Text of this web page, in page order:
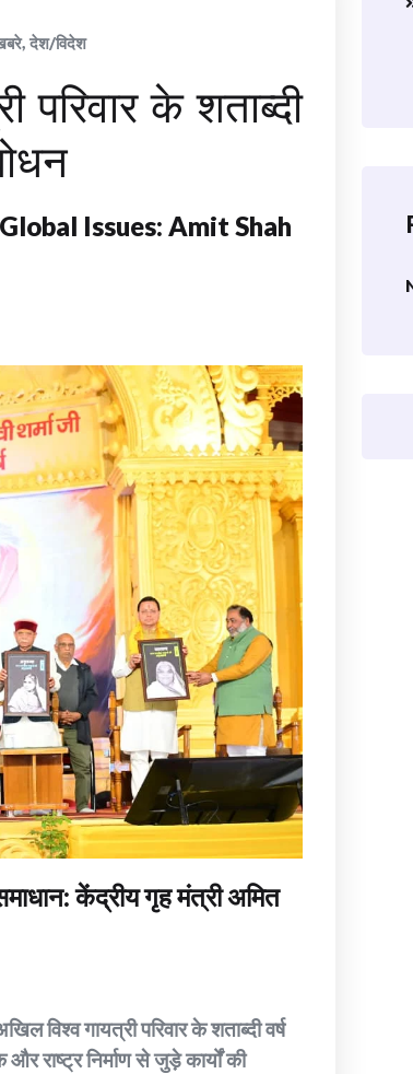
, देश/विदेश
परिवार के शताब्दी
Issues: Amit Shah
केंद्रीय गृह मंत्री अमित
विश्व गायत्री परिवार के शताब्दी वर्ष
और राष्ट्र निर्माण से जुड़े कार्यों की